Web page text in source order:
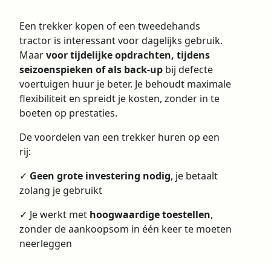
Een trekker kopen of een tweedehands
tractor is interessant voor dagelijks gebruik.
Maarvoor tijdelijke opdrachten, tijdens
seizoenspieken of als back-up bij defecte
voertuigen huur je beter. Je behoudt maximale
flexibiliteit en spreidt je kosten, zonder in te
boeten op prestaties.
De voordelen van een trekker huren op een
rij:
✓ Geen grote investering nodig, je betaalt
zolang je gebruikt
✓ Je werkt met hoogwaardige toestellen,
zonder de aankoopsom in één keer te moeten
neerleggen